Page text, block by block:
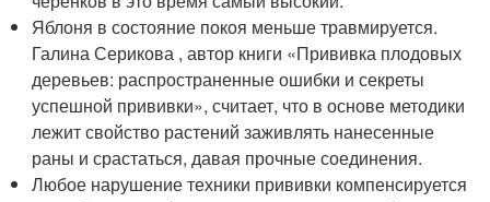
Яблоня в состояние покоя меньше травмируется.
Галина Серикова , автор книги «Прививка плодовых
деревьев: распространенные ошибки и секреты
успешной прививки», считает, что в основе методики
лежит свойство растений заживлять нанесенные
раны и срастаться, давая прочные соединения.
Любое нарушение техники прививки компенсируется